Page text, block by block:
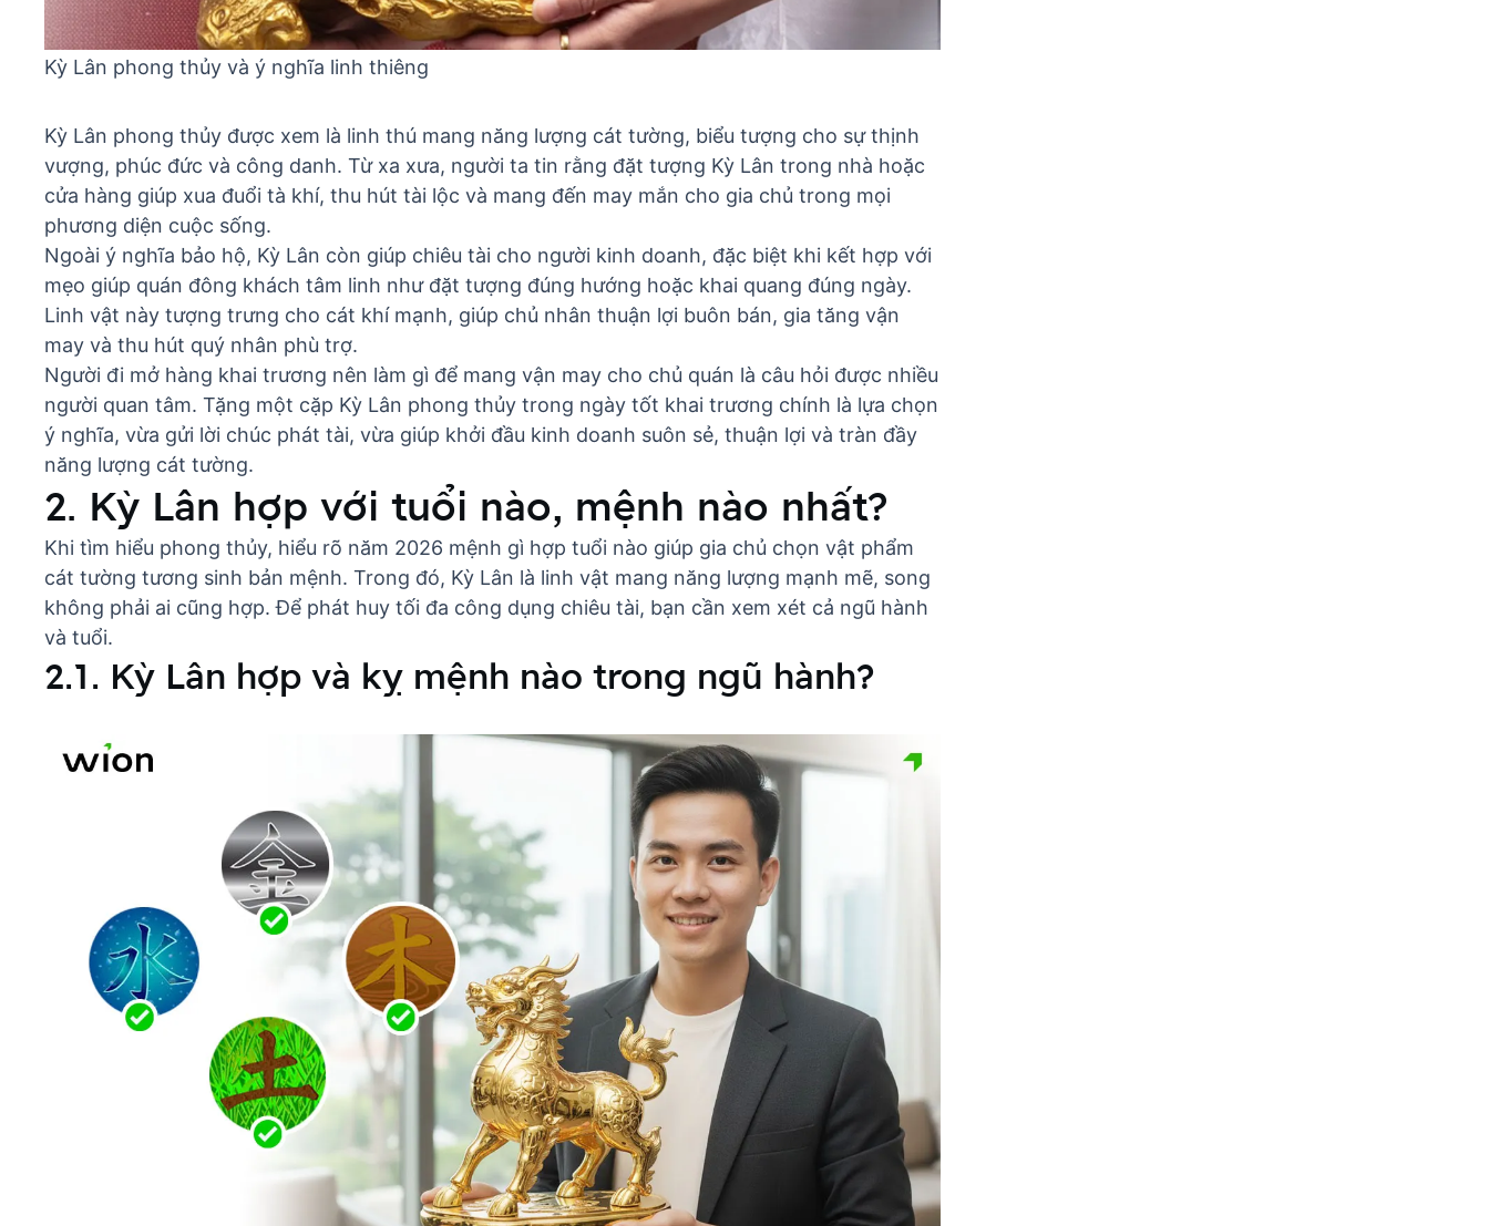
Kỳ Lân phong thủy và ý nghĩa linh thiêng
Kỳ Lân phong thủy được xem là linh thú mang năng lượng cát tường, biểu tượng cho sự thịnh
vượng, phúc đức và công danh. Từ xa xưa, người ta tin rằng đặt tượng Kỳ Lân trong nhà hoặc
cửa hàng giúp xua đuổi tà khí, thu hút tài lộc và mang đến may mắn cho gia chủ trong mọi
phương diện cuộc sống.
Ngoài ý nghĩa bảo hộ, Kỳ Lân còn giúp chiêu tài cho người kinh doanh, đặc biệt khi kết hợp với
mẹo giúp quán đông khách tâm linh như đặt tượng đúng hướng hoặc khai quang đúng ngày.
Linh vật này tượng trưng cho cát khí mạnh, giúp chủ nhân thuận lợi buôn bán, gia tăng vận
may và thu hút quý nhân phù trợ.
Người đi mở hàng khai trương nên làm gì để mang vận may cho chủ quán là câu hỏi được nhiều
người quan tâm. Tặng một cặp Kỳ Lân phong thủy trong ngày tốt khai trương chính là lựa chọn
ý nghĩa, vừa gửi lời chúc phát tài, vừa giúp khởi đầu kinh doanh suôn sẻ, thuận lợi và tràn đầy
năng lượng cát tường.
2. Kỳ Lân hợp với tuổi nào, mệnh nào nhất?
Khi tìm hiểu phong thủy, hiểu rõ năm 2026 mệnh gì hợp tuổi nào giúp gia chủ chọn vật phẩm
cát tường tương sinh bản mệnh. Trong đó, Kỳ Lân là linh vật mang năng lượng mạnh mẽ, song
không phải ai cũng hợp. Để phát huy tối đa công dụng chiêu tài, bạn cần xem xét cả ngũ hành
và tuổi.
2.1. Kỳ Lân hợp và kỵ mệnh nào trong ngũ hành?